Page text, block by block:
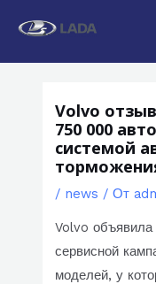
Volvo
750 000
системой
/ news / От
Volvo
сервисной
моделей, у